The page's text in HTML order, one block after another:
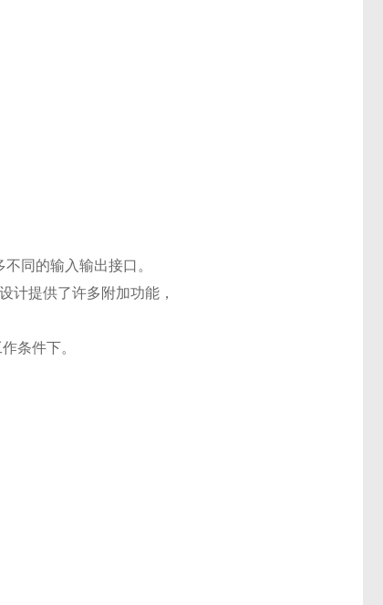
同的输入输出接口。
计提供了许多附加功能，
条件下。